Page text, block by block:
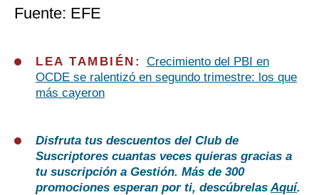
Fuente: EFE
LEA TAMBIÉN: Crecimiento del PBI en
OCDE se ralentizó en segundo trimestre: los que
más cayeron
Disfruta tus descuentos del Club de
Suscriptores cuantas veces quieras gracias a
tu suscripción a Gestión. Más de 300
promociones esperan por ti, descúbrelas Aquí.